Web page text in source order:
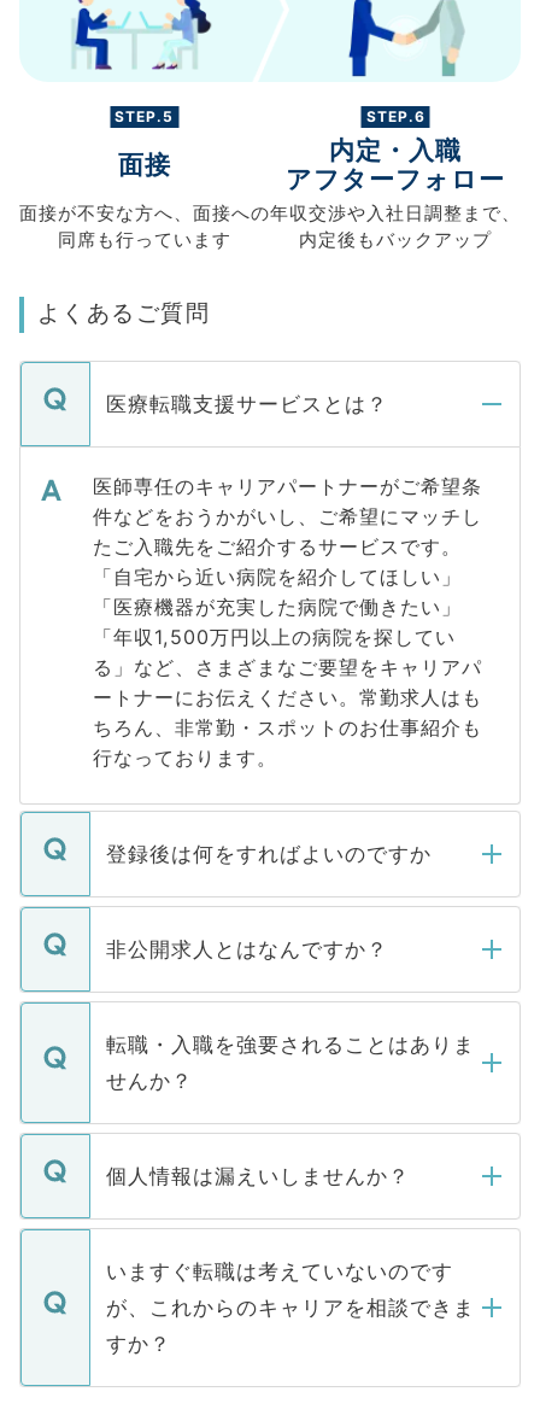
STEP.5
面接
面接が不安な方へ、 面接への
同席も行っています
STEP.6
内定・入職
アフターフォロー
年収交渉や入社日調整まで、
内定後もバックアップ
よくあるご質問
医療転職支援サービスとは？
医師専任のキャリアパートナーがご希望条
件などをおうかがいし、ご希望にマッチし
たご入職先をご紹介するサービスです。
「自宅から近い病院を紹介してほしい」
「医療機器が充実した病院で働きたい」
「年収1,500万円以上の病院を探してい
る」など、さまざまなご要望をキャリアパ
ートナーにお伝えください。常勤求人はも
ちろん、非常勤・スポットのお仕事紹介も
行なっております。
登録後は何をすればよいのですか
ご登録いただきましたら、弊社担当者がご
登録内容を確認し、その後メールもしくは
ます。通常、5営業日以内にはご連絡をせて
いただきますので、しばらくお待ちくださ
非公開求人とはなんですか？
マイナビDOCTORで取り扱っている求人の
うち約3割は、Webサイトからご覧いただ
けない「非公開求人」です。非公開求人は
下記の理由によって、一般には公開してい
ません。
■応募殺到を避けるため 人気のある医療機
関を公にしてしまうと、応募が殺到する場
に、医療機関が求める条件に合った人材の
みを人材紹介会社に依頼するケースが増え
ています。
転職・入職を強要されることはありま
せんか？
転職・入職を強要することは一切ありませ
ん。また、仮に応募先から内定をいただい
定を承諾する必要はありません。内定先へ
の辞退の連絡はキャリアパートナーが行い
個人情報は漏えいしませんか？
個人情報が漏えいすることはありませんの
で、ご安心ください。当サイトからの登録
などで収集したご登録者様の個人情報は、
ご本人のキャリアアップおよび転職活動の
支援を目的に使用いたします。お預かりし
ているすべての個人データはご本人の許可
いますぐ転職は考えていないのです
が、これからのキャリアを相談できま
すか？